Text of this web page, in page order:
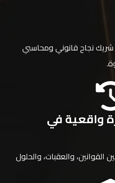
نجاح قانوني ومحاسبي
خبرة واقعية في
والعقبات، والحلول